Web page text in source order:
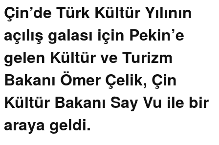
Çin’de Türk Kültür Yılının
açılış galası için Pekin’e
gelen Kültür ve Turizm
Bakanı Ömer Çelik, Çin
Kültür Bakanı Say Vu ile bir
araya geldi.